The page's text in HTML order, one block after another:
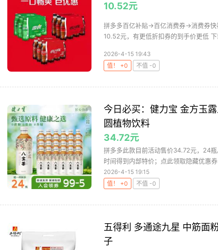
10.52元
拼多多百亿补贴→百亿消费券→消费券快
10.52元，有更低折扣券的到手价更低
2026-4-15 19:43
值！ +0
不值 -0
今日必买：健力宝 金方玉
圆植物饮料
34.72元
拼多多此款目前活动售价34.72元，24
时间得到内部特价；点此领取隐藏优惠
2026-4-15 19:15
值！ +0
不值 -0
五得利 多通途九星 中筋面
子